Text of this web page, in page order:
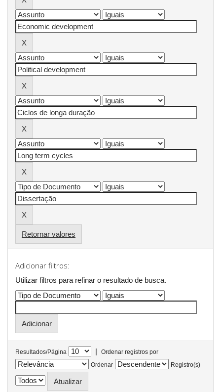
Retornar valores
Adicionar filtros:
Utilizar filtros para refinar o resultado de busca.
Resultados/Página |
Ordenar registros por
Ordenar
Registro(s)